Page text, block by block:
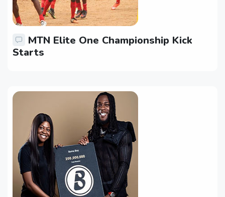
MTN Elite One Championship Kick
Starts